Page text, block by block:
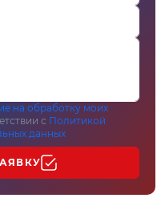
на обработку моих
с Политикой
данных